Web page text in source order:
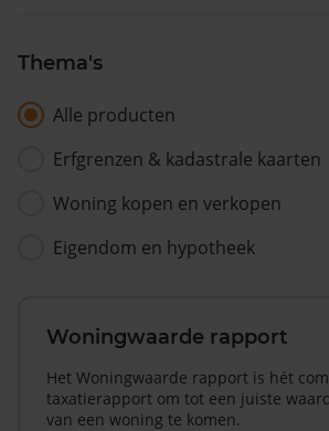
Thema's
Alle producten
Erfgrenzen & kadastrale kaarten
Woning kopen en verkopen
Eigendom en hypotheek
Woningwaarde rapport
Het Woningwaarde rapport is hét
taxatierapport om tot een juiste
van een woning te komen.